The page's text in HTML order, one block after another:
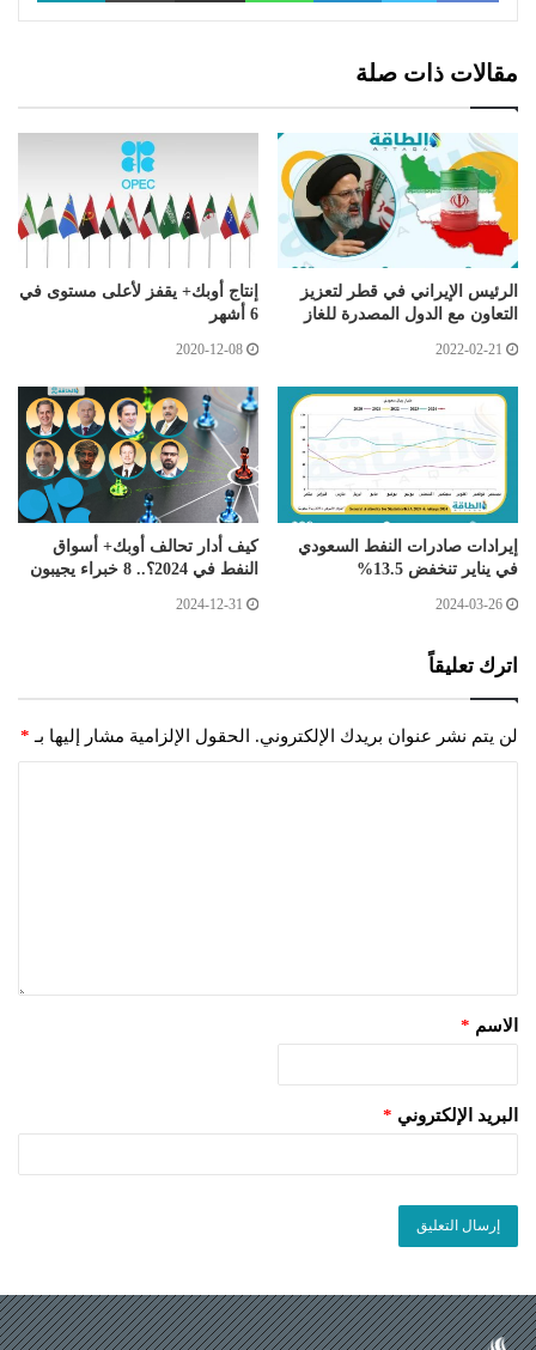
مقالات ذات صلة
الرئيس الإيراني في قطر لتعزيز
التعاون مع الدول المصدرة للغاز
2022-02-21
إنتاج أوبك+ يقفز لأعلى مستوى في
6 أشهر
2020-12-08
إيرادات صادرات النفط السعودي
في يناير تنخفض 13.5%
2024-03-26
كيف أدار تحالف أوبك+ أسواق
النفط في 2024؟.. 8 خبراء يجيبون
2024-12-31
اترك تعليقاً
لن يتم نشر عنوان بريدك الإلكتروني. الحقول الإلزامية مشار إليها بـ *
الاسم *
البريد الإلكتروني *